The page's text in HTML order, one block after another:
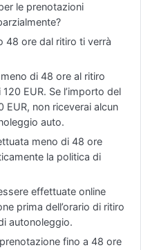
le prenotazioni
48 ore dal ritiro ti verrà
di 48 ore al ritiro
EUR. Se l’importo del
EUR, non riceverai alcun
auto.
meno di 48 ore
la politica di
effettuate online
prima dell’orario di ritiro
autonoleggio.
fino a 48 ore